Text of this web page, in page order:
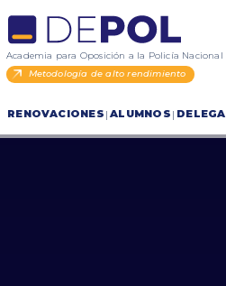
Academia para Oposición a la Policía Nacional
Metodología de alto rendimiento
RENOVACIONES | ALUMNOS |